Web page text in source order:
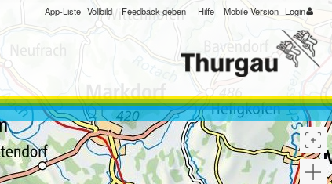
App-Liste Vollbild Feedback geben Hilfe Mobile Version Login